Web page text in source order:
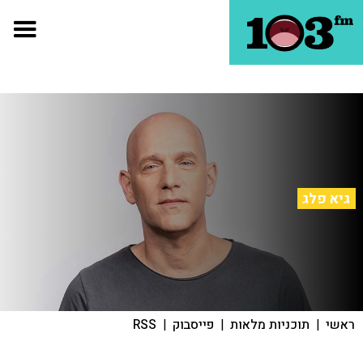
גיא פלג
ראשי | תוכניות מלאות | פייסבוק |
RSS